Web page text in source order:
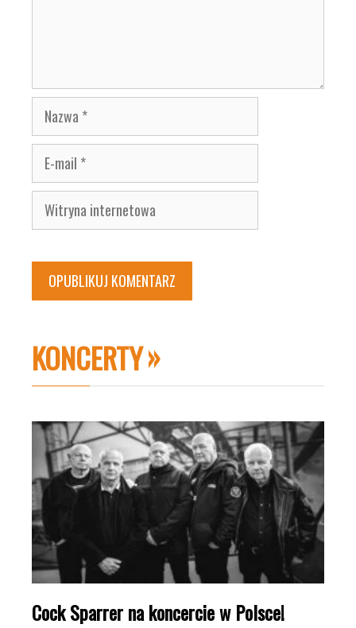
Nazwa
E-
mail
Witryna
internetowa
KONCERTY
Cock Sparrer na koncercie w Polsce!